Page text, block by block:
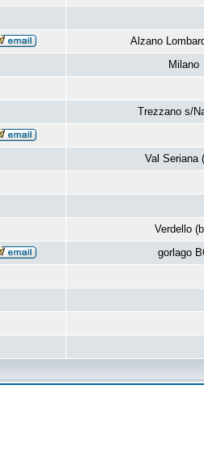
Alzano
Milano
Trezzano s/
Val Seriana
Verdello
gorlago